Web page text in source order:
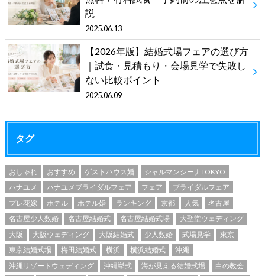
説
2025.06.13
【2026年版】結婚式場フェアの選び方
｜試食・見積もり・会場見学で失敗し
ない比較ポイント
2025.06.09
タグ
おしゃれ おすすめ ゲストハウス婚
シャルマンシーナTOKYO
ハナユメ
ハナユメブライダルフェア フェア
ブライダルフェア
プレ花嫁
ホテル ホテル婚 ランキング 京都 人気
名古屋
名古屋少人数婚
名古屋結婚式 名古屋結婚式場
大聖堂ウェディング
大阪
大阪ウェディング 大阪結婚式 少人数婚 式場見学
東京
東京結婚式場
梅田結婚式 横浜 横浜結婚式
沖縄
沖縄リゾートウェディング
沖縄挙式 海が見える結婚式場
白の教会